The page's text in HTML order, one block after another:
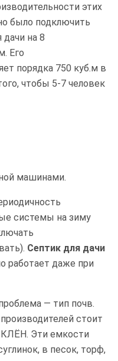
этих
было подключить
дачи на 8
Его
порядка 750 куб.м в
чтобы 5-7 человек
машинами.
системы на зиму
Септик для дачи
работает даже при
— тип почв.
стоит
Эти емкости
в песок, торф,